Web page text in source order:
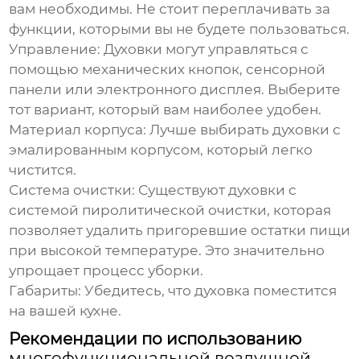
вам необходимы. Не стоит переплачивать за
функции, которыми вы не будете пользоваться.
Управление: Духовки могут управляться с
помощью механических кнопок, сенсорной
панели или электронного дисплея. Выберите
тот вариант, который вам наиболее удобен.
Материал корпуса: Лучше выбирать духовки с
эмалированным корпусом, который легко
чистится.
Система очистки: Существуют духовки с
системой пиролитической очистки, которая
позволяет удалить пригоревшие остатки пищи
при высокой температуре. Это значительно
упрощает процесс уборки.
Габариты: Убедитесь, что духовка поместится
на вашей кухне.
Рекомендации по использованию